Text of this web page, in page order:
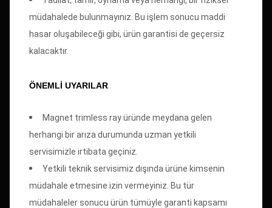
müdahalede bulunmayınız. Bu işlem sonucu maddi
hasar oluşabileceği gibi, ürün garantisi de geçersiz
kalacaktır.
ÖNEMLİ UYARILAR
Magnet trimless ray üründe meydana gelen
herhangi bir arıza durumunda uzman yetkili
servisimizle irtibata geçiniz.
Yetkili teknik servisimiz dışında ürüne kimsenin
müdahale etmesine izin vermeyiniz. Bu tür
müdahaleler sonucu ürün tümüyle garanti kapsamı